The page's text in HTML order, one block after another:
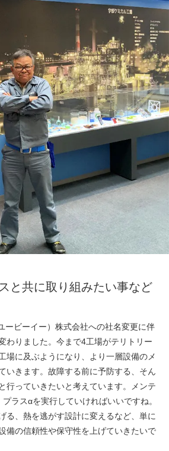
と共に取り組みたい事など
ービーイー）株式会社への社名変更に伴
わりました。今まで4工場がテリトリー
場に及ぶようになり、より一層設備のメ
いきます。故障する前に予防する、そん
行っていきたいと考えています。メンテ
ラスαを実行していければいいですね。
る、熱を逃がす設計に変えるなど、単に
備の信頼性や保守性を上げていきたいで